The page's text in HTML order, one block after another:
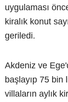
uygulaması
kiralık konut
geriledi.
Akdeniz ve
başlayıp 75 bin
villaların aylık